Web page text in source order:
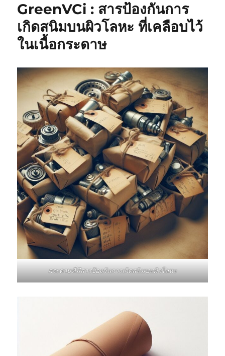
GreenVCi : สารป้องกันการ
เกิดสนิมบนผิวโลหะ ที่เคลือบไว้
ในเนื้อกระดาษ
กระดาษที่มีสารป้องกันการเกิดสนิมบนผิวโลหะ